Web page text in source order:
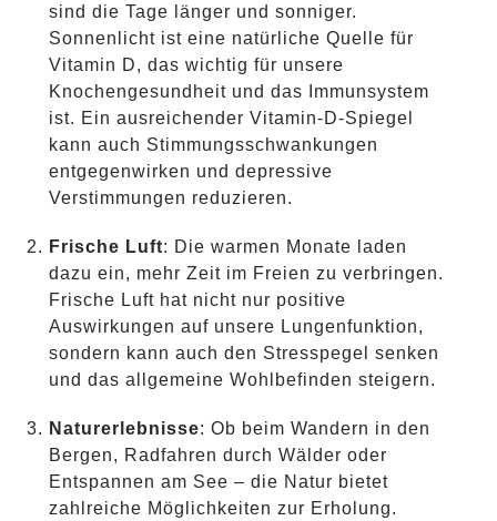
sind die Tage länger und sonniger.
Sonnenlicht ist eine natürliche Quelle für
Vitamin D, das wichtig für unsere
Knochengesundheit und das Immunsystem
ist. Ein ausreichender Vitamin-D-Spiegel
kann auch Stimmungsschwankungen
entgegenwirken und depressive
Verstimmungen reduzieren.
Frische Luft: Die warmen Monate laden
dazu ein, mehr Zeit im Freien zu verbringen.
Frische Luft hat nicht nur positive
Auswirkungen auf unsere Lungenfunktion,
sondern kann auch den Stresspegel senken
und das allgemeine Wohlbefinden steigern.
Naturerlebnisse: Ob beim Wandern in den
Bergen, Radfahren durch Wälder oder
Entspannen am See – die Natur bietet
zahlreiche Möglichkeiten zur Erholung.